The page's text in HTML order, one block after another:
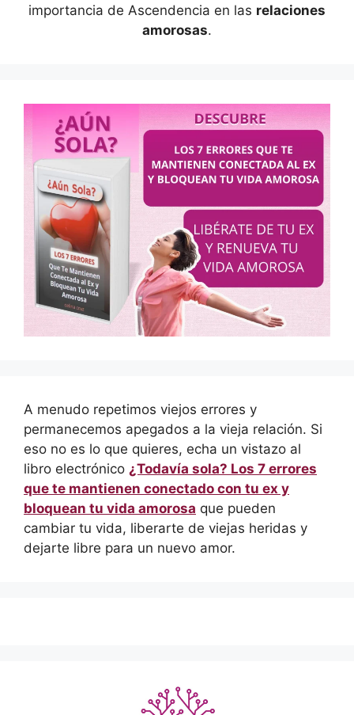
importancia de Ascendencia en las relaciones
amorosas.
A menudo repetimos viejos errores y
permanecemos apegados a la vieja relación. Si
eso no es lo que quieres, echa un vistazo al
libro electrónico ¿Todavía sola? Los 7 errores
que te mantienen conectado con tu ex y
bloquean tu vida amorosa que pueden
cambiar tu vida, liberarte de viejas heridas y
dejarte libre para un nuevo amor.